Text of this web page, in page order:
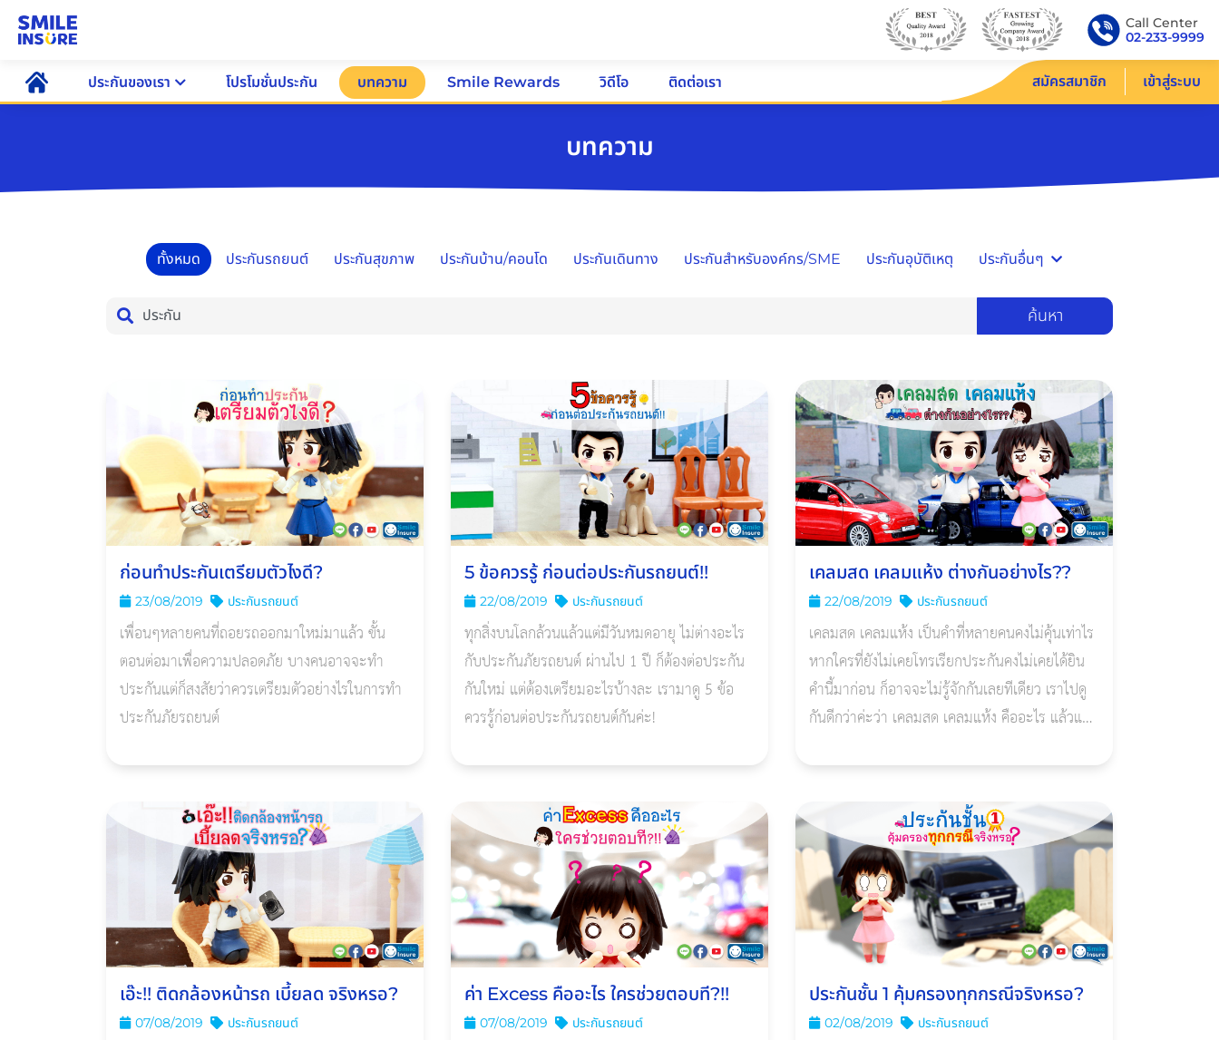
Call Center
02-233-9999
ประกันของเรา โปรโมชั่นประกัน บทความ Smile Rewards วิดีโอ ติดต่อเรา สมัครสมาชิก เข้าสู่ระบบ
บทความ
ทั้งหมด ประกันรถยนต์ ประกันสุขภาพ ประกันบ้าน/คอนโด ประกันเดินทาง ประกันสำหรับองค์กร/SME ประกันอุบัติเหตุ ประกันอื่นๆ
ค้นหา
ก่อนทำประกันเตรียมตัวไงดี?
23/08/2019 ประกันรถยนต์
เพื่อนๆหลายคนที่ถอยรถออกมาใหม่มาแล้ว ขั้น
ตอนต่อมาเพื่อความปลอดภัย บางคนอาจจะทำ
ประกันแต่ก็สงสัยว่าควรเตรียมตัวอย่างไรในการทำ
ประกันภัยรถยนต์
5 ข้อควรรู้ ก่อนต่อประกันรถยนต์!!
22/08/2019 ประกันรถยนต์
ทุกสิ่งบนโลกล้วนแล้วแต่มีวันหมดอายุ ไม่ต่างอะไร
กับประกันภัยรถยนต์ ผ่านไป 1 ปี ก็ต้องต่อประกัน
กันใหม่ แต่ต้องเตรียมอะไรบ้างละ เรามาดู 5 ข้อ
ควรรู้ก่อนต่อประกันรถยนต์กันค่ะ!
เคลมสด เคลมแห้ง ต่างกันอย่างไร??
22/08/2019 ประกันรถยนต์
เคลมสด เคลมแห้ง เป็นคำที่หลายคนคงไม่คุ้นเท่าไร
หากใครที่ยังไม่เคยโทรเรียกประกันคงไม่เคยได้ยิน
คำนี้มาก่อน ก็อาจจะไม่รู้จักกันเลยทีเดียว เราไปดู
กันดีกว่าค่ะว่า เคลมสด เคลมแห้ง คืออะไร แล้วแตก
เอ๊ะ!! ติดกล้องหน้ารถ เบี้ยลด จริงหรอ?
07/08/2019 ประกันรถยนต์
ค่า Excess คืออะไร ใครช่วยตอบที?!!
07/08/2019 ประกันรถยนต์
ประกันชั้น 1 คุ้มครองทุกกรณีจริงหรอ?
02/08/2019 ประกันรถยนต์